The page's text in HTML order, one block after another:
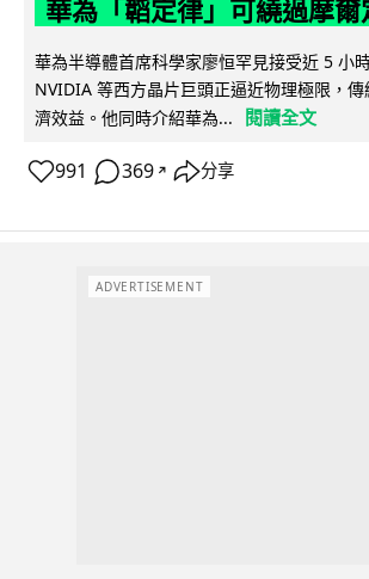
華為「韜定律」可繞過摩爾
華為半導體首席科學家廖恒罕見接受近 5 小
NVIDIA 等西方晶片巨頭正逼近物理極限，
濟效益。他同時介紹華為...
閱讀全文
991 369 ↗ 分享
ADVERTISEMENT